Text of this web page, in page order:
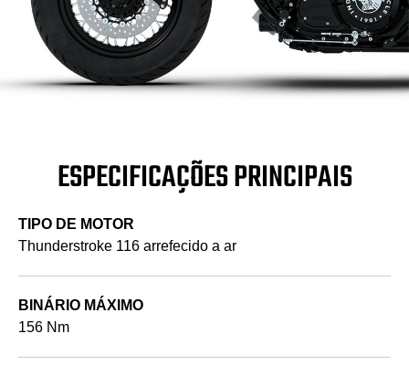
ESPECIFICAÇÕES PRINCIPAIS
TIPO DE MOTOR
Thunderstroke 116 arrefecido a ar
BINÁRIO MÁXIMO
156 Nm